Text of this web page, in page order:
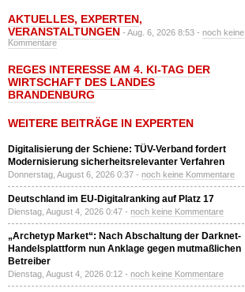
AKTUELLES, EXPERTEN,
VERANSTALTUNGEN - Aug. 6, 2026 8:53 - noch keine
Kommentare
REGES INTERESSE AM 4. KI-TAG DER
WIRTSCHAFT DES LANDES
BRANDENBURG
WEITERE BEITRÄGE IN EXPERTEN
Digitalisierung der Schiene: TÜV-Verband fordert
Modernisierung sicherheitsrelevanter Verfahren
Donnerstag, August 6, 2026 0:37 - noch keine Kommentare
Deutschland im EU-Digitalranking auf Platz 17
Dienstag, August 4, 2026 0:47 - noch keine Kommentare
„Archetyp Market“: Nach Abschaltung der Darknet-
Handelsplattform nun Anklage gegen mutmaßlichen
Betreiber
Dienstag, August 4, 2026 0:12 - noch keine Kommentare